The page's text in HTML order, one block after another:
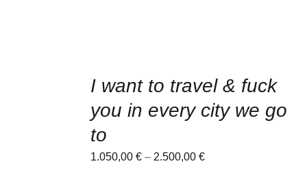
AUSFÜHRUNG
PRODUKT
MEHRERE
VARIANTEN
I want to travel & fuck
you in every city we go
to
1.050,00€ – 2.500,00€